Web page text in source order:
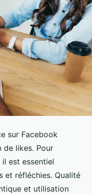
sur Facebook
de likes. Pour
est essentiel
et réfléchies. Qualité
et utilisation